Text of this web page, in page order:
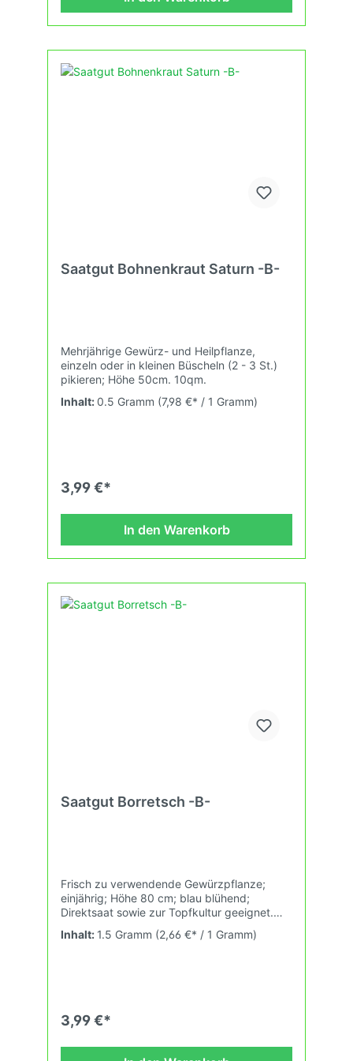
Saatgut Bohnenkraut Saturn -B-
Mehrjährige Gewürz- und Heilpflanze,
einzeln oder in kleinen Büscheln (2 - 3 St.)
pikieren; Höhe 50cm. 10qm.
Inhalt: 0.5 Gramm (7,98 €* / 1 Gramm)
3,99 €*
In den Warenkorb
Saatgut Borretsch -B-
Frisch zu verwendende Gewürzpflanze;
einjährig; Höhe 80 cm; blau blühend;
Direktsaat sowie zur Topfkultur geeignet.
Ernte der jungen Blätter. Gute Futterpflanze
für Insekten. Etwa 10qm.
Inhalt: 1.5 Gramm (2,66 €* / 1 Gramm)
3,99 €*